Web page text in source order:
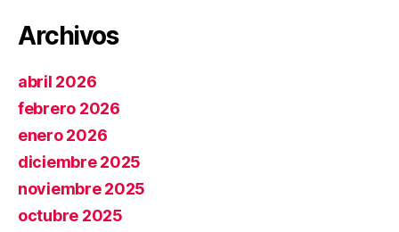
Archivos
abril 2026
febrero 2026
enero 2026
diciembre 2025
noviembre 2025
octubre 2025